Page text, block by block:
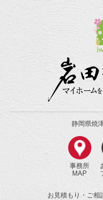
静岡県焼
事務所
MAP
お見積もり・ご相